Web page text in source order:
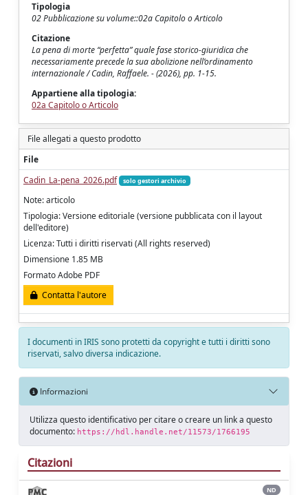
Tipologia
02 Pubblicazione su volume::02a Capitolo o Articolo
Citazione
La pena di morte “perfetta” quale fase storico-giuridica che
necessariamente precede la sua abolizione nell’ordinamento
internazionale / Cadin, Raffaele. - (2026), pp. 1-15.
Appartiene alla tipologia:
02a Capitolo o Articolo
File allegati a questo prodotto
File
Cadin_La-pena_2026.pdf
solo gestori archivio
Note: articolo
Tipologia: Versione editoriale (versione pubblicata con il layout
dell'editore)
Licenza: Tutti i diritti riservati (All rights reserved)
Dimensione 1.85 MB
Formato Adobe PDF
Contatta l'autore
I documenti in IRIS sono protetti da copyright e tutti i diritti sono
riservati, salvo diversa indicazione.
Informazioni
Utilizza questo identificativo per citare o creare un link a questo
documento: https://hdl.handle.net/11573/1766195
Citazioni
ND